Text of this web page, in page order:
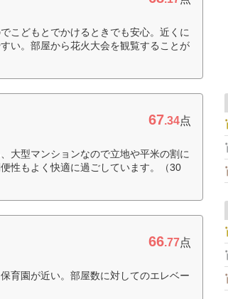
こどもとでかけるときでも安心。近くに
い。部屋から花火大会を観覧することが
67.34点
大型マンションなので立地や平米の割に
性もよく快適に過ごしています。（30
66.77点
育園が近い。部屋数に対してのエレベー